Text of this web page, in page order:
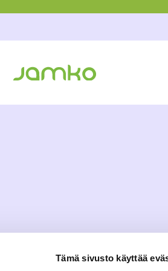
Tämä sivusto käyttää